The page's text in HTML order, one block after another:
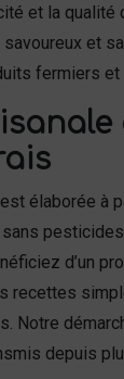
et la qualité
et
fermiers et
est élaborée à
d’un
recettes
Notre
depuis